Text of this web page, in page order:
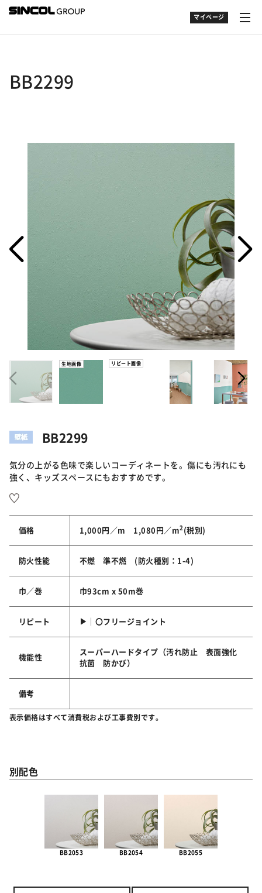
マイページ
BB2299
生地画像 リピート画像
BB2299
気分の上がる色味で楽しいコーディネートを。傷にも汚れにも
強く、キッズスペースにもおすすめです。
価格 1,000円／m 1,080円／m2 (税別)
防火性能 不燃 準不燃 (防火種別：1-4)
巾／巻 巾93cm x 50m巻
リピート ▶│〇フリージョイント
機能性
スーパーハードタイプ（汚れ防止 表面強化
抗菌 防かび）
備考
表示価格はすべて消費税および工事費別です。
別配色
BB2053 BB2054 BB2055